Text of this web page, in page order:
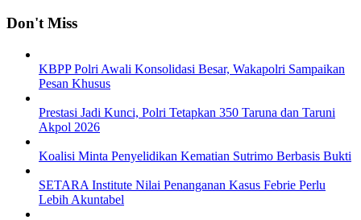
Don't Miss
KBPP Polri Awali Konsolidasi Besar, Wakapolri Sampaikan
Pesan Khusus
Prestasi Jadi Kunci, Polri Tetapkan 350 Taruna dan Taruni
Akpol 2026
Koalisi Minta Penyelidikan Kematian Sutrimo Berbasis Bukti
SETARA Institute Nilai Penanganan Kasus Febrie Perlu
Lebih Akuntabel